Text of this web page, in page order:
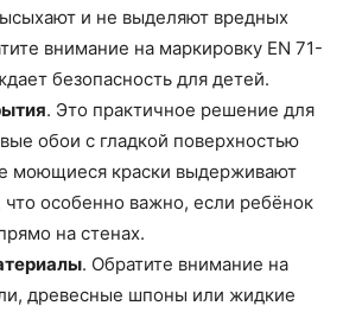
и не выделяют вредных
внимание на маркировку EN 71-
безопасность для детей.
. Это практичное решение для
обои с гладкой поверхностью
моющиеся краски выдерживают
особенно важно, если ребёнок
на стенах.
. Обратите внимание на
древесные шпоны или жидкие